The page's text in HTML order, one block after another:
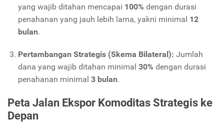
yang wajib ditahan mencapai 100% dengan durasi
penahanan yang jauh lebih lama, yakni minimal 12
bulan.
Pertambangan Strategis (Skema Bilateral): Jumlah
dana yang wajib ditahan minimal 30% dengan durasi
penahanan minimal 3 bulan.
Peta Jalan Ekspor Komoditas Strategis ke
Depan